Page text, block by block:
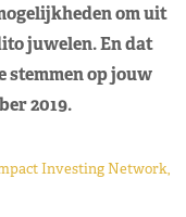
om uit
juwelen. En dat
stemmen op jouw
2019.
Investing Network,